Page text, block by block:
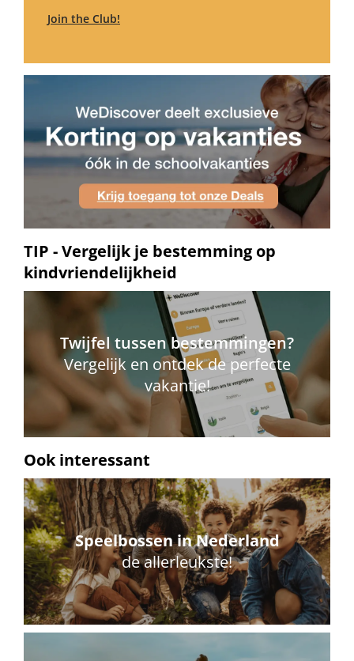
Join the Club!
TIP - Vergelijk je bestemming op
kindvriendelijkheid
Twijfel tussen bestemmingen?
Vergelijk en ontdek de perfecte
vakantie!
Ook interessant
Speelbossen in Nederland
de allerleukste!